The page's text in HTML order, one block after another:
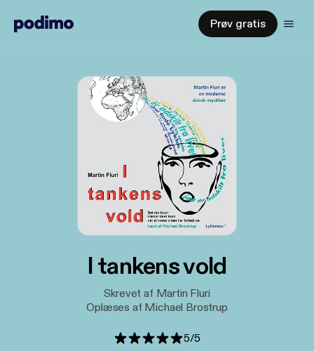
Prøv gratis
I tankens vold
Skrevet af Martin Fluri
Oplæses af Michael Brostrup
5/5